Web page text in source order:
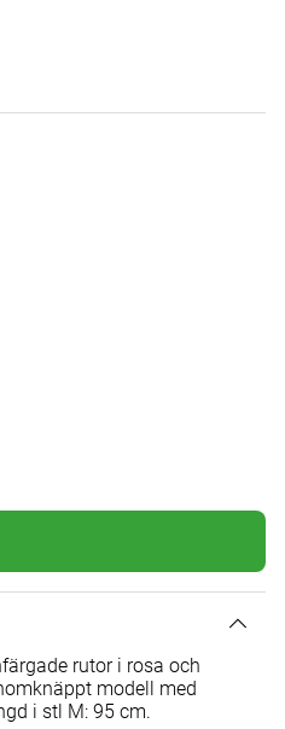
rutor i rosa och
modell med
i stl M: 95 cm.